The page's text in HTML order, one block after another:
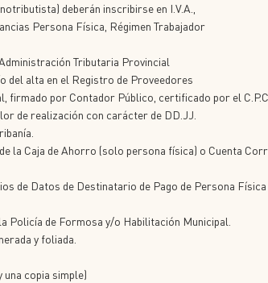
deberán inscribirse en I.V.A.,
Persona Física, Régimen Trabajador
Tributaria Provincial
del alta en el Registro de Proveedores
firmado por Contador Público, certificado por el
de realización con carácter de DD.JJ.
la Caja de Ahorro (solo persona física) o Cuenta
de Datos de Destinatario de Pago de Persona Física
Policía de Formosa y/o Habilitación Municipal.
y foliada.
copia simple)